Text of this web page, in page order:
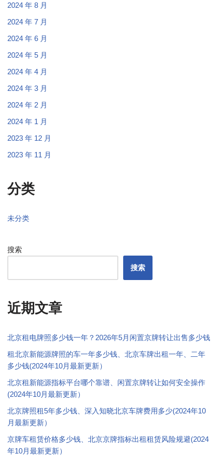
2024 年 8 月
2024 年 7 月
2024 年 6 月
2024 年 5 月
2024 年 4 月
2024 年 3 月
2024 年 2 月
2024 年 1 月
2023 年 12 月
2023 年 11 月
分类
未分类
搜索
搜索
近期文章
北京租电牌照多少钱一年？2026年5月闲置京牌转让出售多少钱
租北京新能源牌照的车一年多少钱、北京车牌出租一年、二年
多少钱(2024年10月最新更新）
北京租新能源指标平台哪个靠谱、闲置京牌转让如何安全操作
(2024年10月最新更新）
北京牌照租5年多少钱、深入知晓北京车牌费用多少(2024年10
月最新更新）
京牌车租赁价格多少钱、北京京牌指标出租租赁风险规避(2024
年10月最新更新）